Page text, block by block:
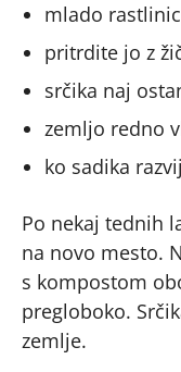
mlado
pritrdite jo z
srčika naj
zemljo redno
ko sadika
Po nekaj tednih
na novo mesto.
s kompostom
pregloboko.
zemlje.